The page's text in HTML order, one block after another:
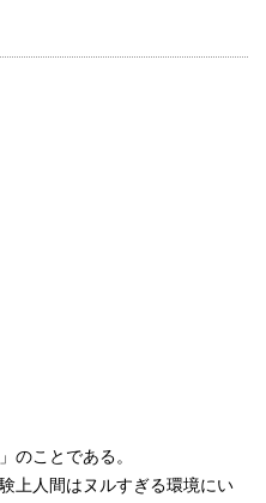
のことである。
上人間はヌルすぎる環境にい